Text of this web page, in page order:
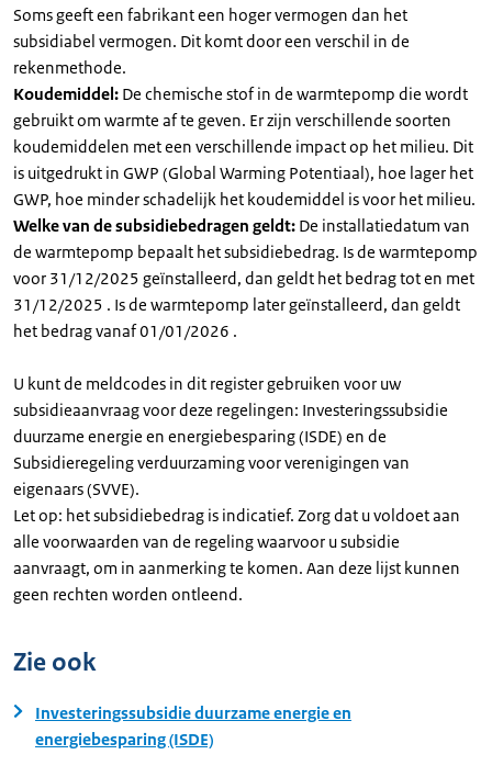
Soms geeft een fabrikant een hoger vermogen dan het
subsidiabel vermogen. Dit komt door een verschil in de
rekenmethode.
Koudemiddel: De chemische stof in de warmtepomp die wordt
gebruikt om warmte af te geven. Er zijn verschillende soorten
koudemiddelen met een verschillende impact op het milieu. Dit
is uitgedrukt in GWP (Global Warming Potentiaal), hoe lager het
GWP, hoe minder schadelijk het koudemiddel is voor het milieu.
Welke van de subsidiebedragen geldt: De installatiedatum van
de warmtepomp bepaalt het subsidiebedrag. Is de warmtepomp
voor 31/12/2025 geïnstalleerd, dan geldt het bedrag tot en met
31/12/2025 . Is de warmtepomp later geïnstalleerd, dan geldt
het bedrag vanaf 01/01/2026 .
U kunt de meldcodes in dit register gebruiken voor uw
subsidieaanvraag voor deze regelingen: Investeringssubsidie
duurzame energie en energiebesparing (ISDE) en de
Subsidieregeling verduurzaming voor verenigingen van
eigenaars (SVVE).
Let op: het subsidiebedrag is indicatief. Zorg dat u voldoet aan
alle voorwaarden van de regeling waarvoor u subsidie
aanvraagt, om in aanmerking te komen. Aan deze lijst kunnen
geen rechten worden ontleend.
Zie ook
Investeringssubsidie duurzame energie en
energiebesparing (ISDE)